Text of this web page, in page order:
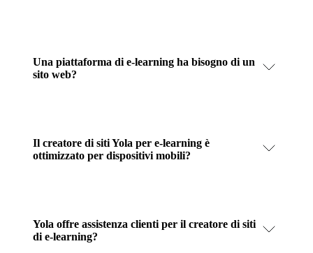
Una piattaforma di e-learning ha bisogno di un
sito web?
Il creatore di siti Yola per e-learning è
ottimizzato per dispositivi mobili?
Yola offre assistenza clienti per il creatore di siti
di e-learning?